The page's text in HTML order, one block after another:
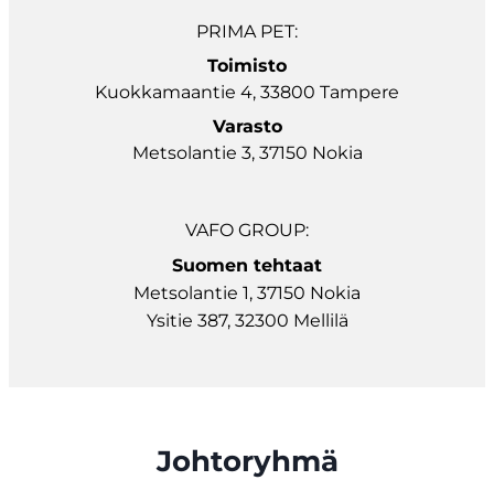
PRIMA PET:
Toimisto
Kuokkamaantie 4, 33800 Tampere
Varasto
Metsolantie 3, 37150 Nokia
VAFO GROUP:
Suomen tehtaat
Metsolantie 1, 37150 Nokia
Ysitie 387, 32300 Mellilä
Johtoryhmä